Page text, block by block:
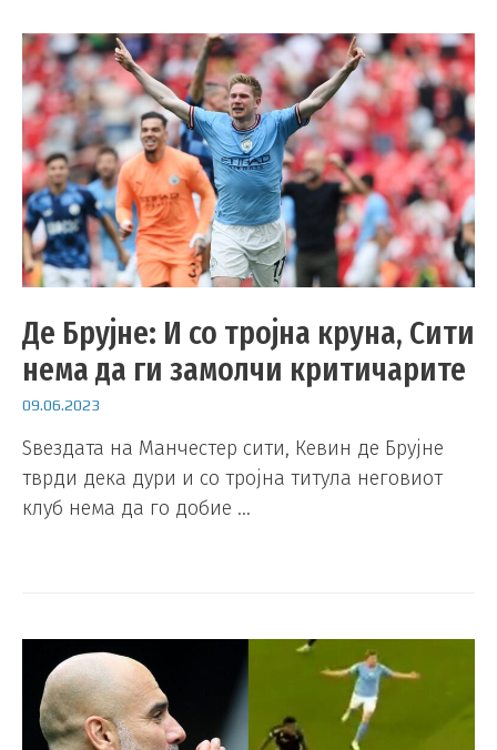
Де Брујне: И со тројна круна, Сити
нема да ги замолчи критичарите
09.06.2023
Ѕвездата на Манчестер сити, Кевин де Брујне
тврди дека дури и со тројна титула неговиот
клуб нема да го добие …